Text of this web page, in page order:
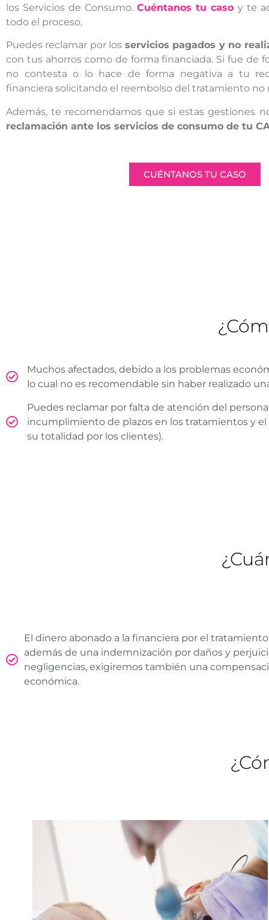
los Servicios de Consumo.Cuéntanos tu caso y te
todo el proceso.
Puedes reclamar por los servicios pagados y no
con tus ahorros como de forma financiada. Si fue de
no contesta o lo hace de forma negativa a tu
financiera solicitando el reembolso del tratamiento no
Además, te recomendamos que si estas gestiones
reclamación ante los servicios de consumo de tu
CUÉNTANOS TU CASO
Muchos afectados, debido a los problemas
lo cual no es recomendable sin haber realizado
Puedes reclamar por falta de atención del
incumplimiento de plazos en los tratamientos y
su totalidad por los clientes).
El dinero abonado a la financiera por el tratamiento
además de una indemnización por daños y
negligencias, exigiremos también una
económica.